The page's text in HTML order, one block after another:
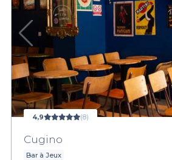
4,9 (8)
Cugino
Bar à Jeux